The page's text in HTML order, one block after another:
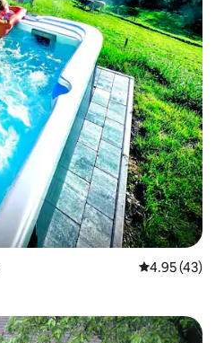
Ukadiriaji wa
4.95 (43)